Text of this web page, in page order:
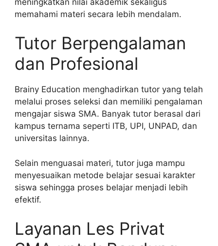
memahami materi secara lebih mendalam.
Tutor Berpengalaman
dan Profesional
Brainy Education menghadirkan tutor yang telah
melalui proses seleksi dan memiliki pengalaman
mengajar siswa SMA. Banyak tutor berasal dari
kampus ternama seperti ITB, UPI, UNPAD, dan
universitas lainnya.
Selain menguasai materi, tutor juga mampu
menyesuaikan metode belajar sesuai karakter
siswa sehingga proses belajar menjadi lebih
efektif.
Layanan Les Privat